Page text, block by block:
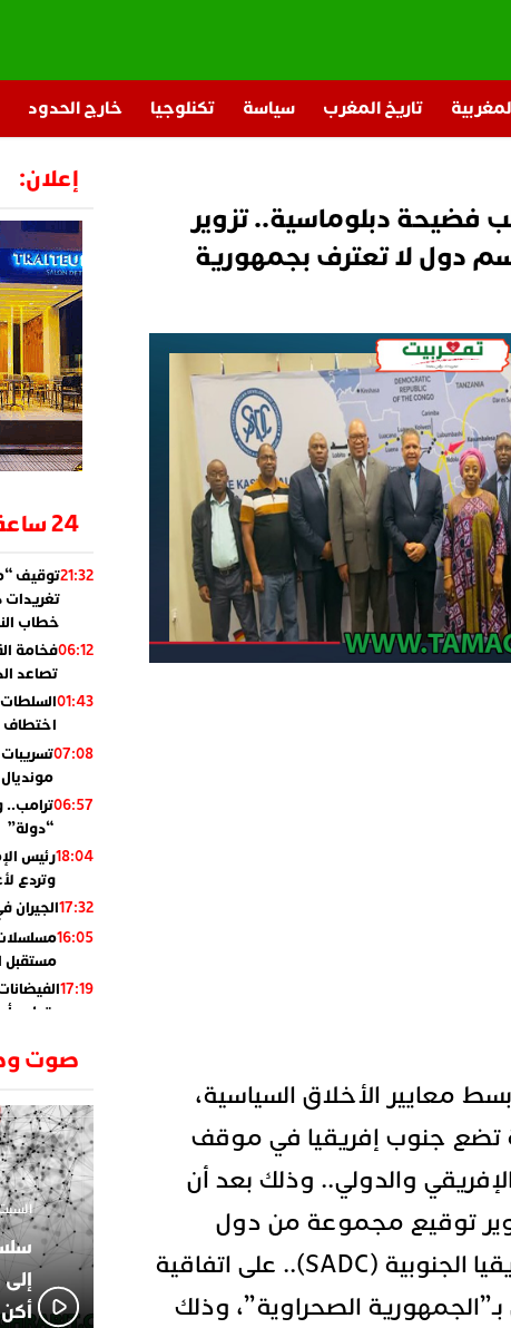
تاريخ المغرب سياسة تكنلوجيا خارج الحدود
فضيحة دبلوماسية.. تزوير
دول لا تعترف بجمهورية
معايير الأخلاق السياسية،
جنوب إفريقيا في موقف
والدولي.. وذلك بعد أن
توقيع مجموعة من دول
مجموعة التنمية لإفريقيا الجنوبية (SADC).. على اتفاقية
الصحراوية”، وذلك
إعلان:
24 ساعة
21:32توقيف
خطاب
06:12فخامة
تصاعد
01:43
اختطاف
07:08
مونديال 2010
06:57ترامب..
“دولة”
18:04رئيس
وتردع
17:32الجيران
16:05
مستقبل
17:19
وتطرح
الجزائر
وسقوط
02:06
الركراكي
01:55
هي
14:37
لاعبوا
صوت
السبت 1 فبراير 2025